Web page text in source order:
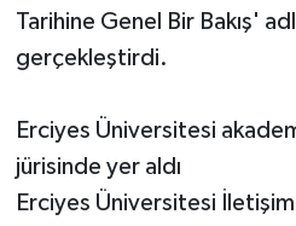
Tarihine Genel Bir Bakış'
gerçekleştirdi.
Erciyes Üniversitesi
jürisinde yer aldı
Erciyes Üniversitesi